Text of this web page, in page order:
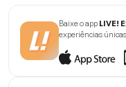
Baixe o appLIVE!
experiências únicas.